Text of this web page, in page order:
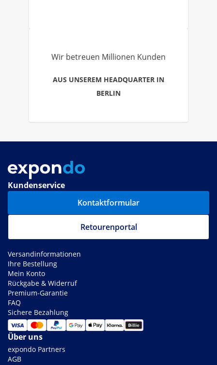
Wir betreuen Millionen Kunden
AUS UNSEREM HEADQUARTER IN
BERLIN
Kundenservice
Kontaktformular
Retourenportal
Versandinformationen
Ihre Bestellung
Mein Konto
Rückgabe & Widerruf
Premium-Garantie
FAQ
Sichere Bezahlung
Über uns
expondo Partners
AGB